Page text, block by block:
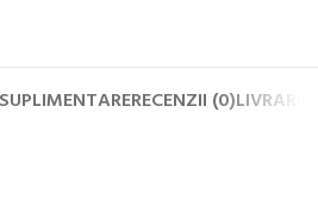
RECENZII (0)LIVRARE